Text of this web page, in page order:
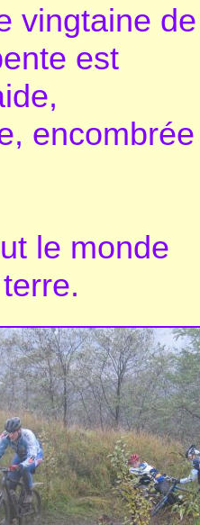
vingtaine de
est
encombrée
le monde